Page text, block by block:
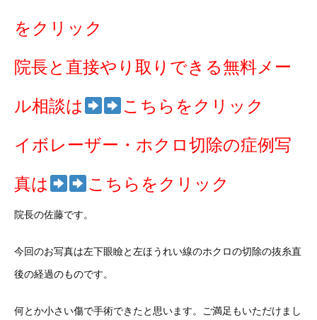
をクリック
院長と直接やり取りできる無料メー
ル相談は こちらをクリック
イボレーザー・ホクロ切除の症例写
真は こちらをクリック
院長の佐藤です。
今回のお写真は左下眼瞼と左ほうれい線のホクロの切除の抜糸直
後の経過のものです。
何とか小さい傷で手術できたと思います。ご満足もいただけまし